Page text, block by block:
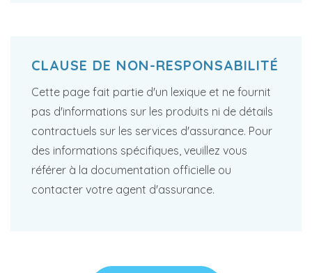
CLAUSE DE NON-RESPONSABILITÉ
Cette page fait partie d'un lexique et ne fournit
pas d'informations sur les produits ni de détails
contractuels sur les services d'assurance. Pour
des informations spécifiques, veuillez vous
référer à la documentation officielle ou
contacter votre agent d'assurance.